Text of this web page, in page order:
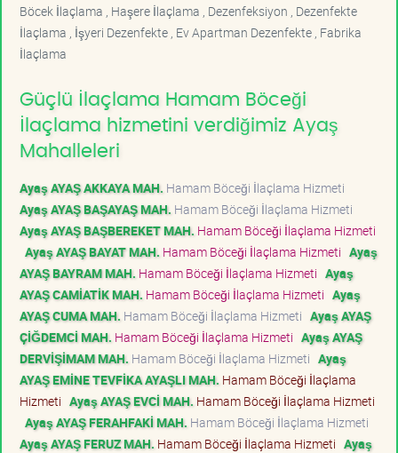
Böcek İlaçlama , Haşere İlaçlama , Dezenfeksiyon , Dezenfekte
İlaçlama , İşyeri Dezenfekte , Ev Apartman Dezenfekte , Fabrika
İlaçlama
Güçlü İlaçlama Hamam Böceği
İlaçlama hizmetini verdiğimiz Ayaş
Mahalleleri
Ayaş AYAŞ AKKAYA MAH. Hamam Böceği İlaçlama Hizmeti
Ayaş AYAŞ BAŞAYAŞ MAH. Hamam Böceği İlaçlama Hizmeti
Ayaş AYAŞ BAŞBEREKET MAH. Hamam Böceği İlaçlama Hizmeti
Ayaş AYAŞ BAYAT MAH. Hamam Böceği İlaçlama Hizmeti Ayaş
AYAŞ BAYRAM MAH. Hamam Böceği İlaçlama Hizmeti Ayaş
AYAŞ CAMİATİK MAH. Hamam Böceği İlaçlama Hizmeti Ayaş
AYAŞ CUMA MAH. Hamam Böceği İlaçlama Hizmeti Ayaş AYAŞ
ÇİĞDEMCİ MAH. Hamam Böceği İlaçlama Hizmeti Ayaş AYAŞ
DERVİŞİMAM MAH. Hamam Böceği İlaçlama Hizmeti Ayaş
AYAŞ EMİNE TEVFİKA AYAŞLI MAH. Hamam Böceği İlaçlama
Hizmeti Ayaş AYAŞ EVCİ MAH. Hamam Böceği İlaçlama Hizmeti
Ayaş AYAŞ FERAHFAKİ MAH. Hamam Böceği İlaçlama Hizmeti
Ayaş AYAŞ FERUZ MAH. Hamam Böceği İlaçlama Hizmeti Ayaş